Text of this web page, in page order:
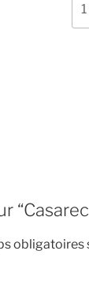
de
obligatoires